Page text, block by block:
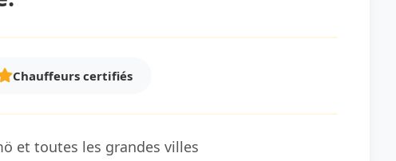
Chauffeurs certifiés
et toutes les grandes villes